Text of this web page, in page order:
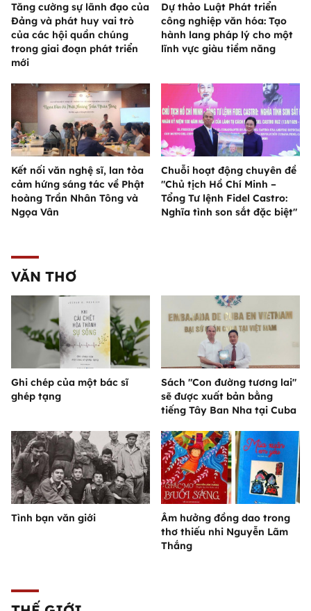
Tăng cường sự lãnh đạo của
Đảng và phát huy vai trò
của các hội quần chúng
trong giai đoạn phát triển
mới
Dự thảo Luật Phát triển
công nghiệp văn hóa: Tạo
hành lang pháp lý cho một
lĩnh vực giàu tiềm năng
Kết nối văn nghệ sĩ, lan tỏa
cảm hứng sáng tác về Phật
hoàng Trần Nhân Tông và
Ngọa Vân
Chuỗi hoạt động chuyên đề
"Chủ tịch Hồ Chí Minh –
Tổng Tư lệnh Fidel Castro:
Nghĩa tình son sắt đặc biệt"
VĂN THƠ
Ghi chép của một bác sĩ
ghép tạng
Sách "Con đường tương lai"
sẽ được xuất bản bằng
tiếng Tây Ban Nha tại Cuba
Tình bạn văn giới
Âm hưởng đồng dao trong
thơ thiếu nhi Nguyễn Lãm
Thắng